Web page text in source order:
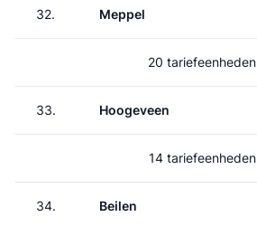
32. Meppel
20 tariefeenheden
33. Hoogeveen
14 tariefeenheden
34. Beilen